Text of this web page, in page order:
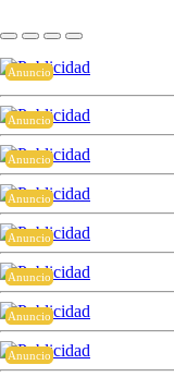
Anuncio
Anuncio
Anuncio
Anuncio
Anuncio
Anuncio
Anuncio
Anuncio